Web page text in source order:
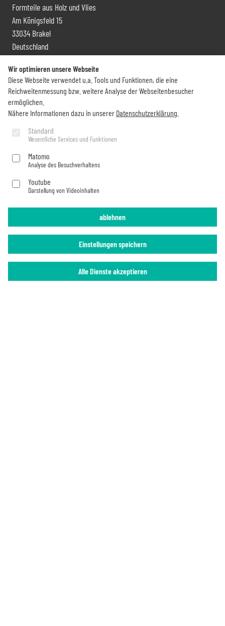
Formteile aus Holz und Vlies
Am Königsfeld 15
33034 Brakel
Deutschland
Kontakt und Vertrieb
+49 (0) 5272 6009 0
info@becker-brakel.de
Sie möchten rund um Becker immer auf dem Laufenden bleiben?
Jetzt abonnieren
Impressum Datenschutz
Wir optimieren unsere Webseite
Diese Webseite verwendet u.a. Tools und Funktionen, die eine
Reichweitenmessung bzw. weitere Analyse der Webseitenbesucher
ermöglichen.
Nähere Informationen dazu in unserer Datenschutzerklärung
Standard
Wesentliche Services und Funktionen
Matomo
Analyse des Besuchverhaltens
Youtube
Darstellung von Videoinhalten
Alle Dienste akzeptieren
Einstellungen speichern
ablehnen